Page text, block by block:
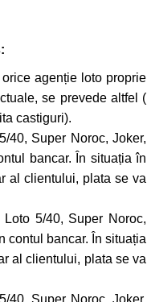
agenție loto proprie
se prevede altfel (
castiguri).
40, Super Noroc, Joker,
bancar. În situația în
al clientului, plata se va
5/40, Super Noroc,
contul bancar. În situația
al clientului, plata se va
40, Super Noroc, Joker,